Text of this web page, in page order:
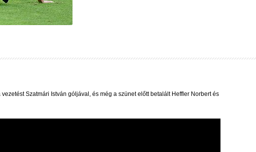
Szatmári István góljával, és még a szünet előtt betalált Heffler Norbert és